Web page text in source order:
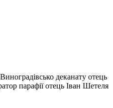
деканату отець
парафії отець Іван Шетеля